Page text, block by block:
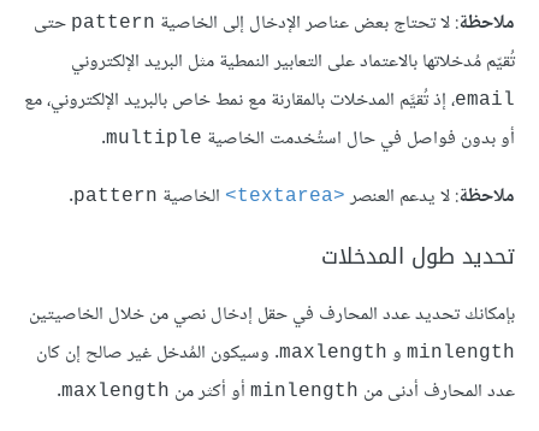
ملاحظة: لا تحتاج بعض عناصر اﻹدخال إلى الخاصية pattern حتى
تُقيّم مُدخلاتها بالاعتماد على التعابير النمطية مثل البريد اﻹلكتروني
email، إذ تُقيَّم المدخلات بالمقارنة مع نمط خاص بالبريد اﻹلكتروني، مع
أو بدون فواصل في حال استُخدمت الخاصية multiple
.
ملاحظة: لا يدعم العنصر <textarea> الخاصية pattern
.
تحديد طول المدخلات
بإمكانك تحديد عدد المحارف في حقل إدخال نصي من خلال الخاصيتين
minlength و maxlength. وسيكون المُدخل غير صالح إن كان
عدد المحارف أدنى من minlength أو أكثر من maxlength
.